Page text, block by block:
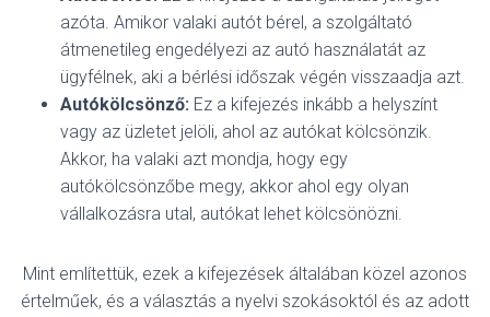
azóta. Amikor valaki autót bérel, a szolgáltató
átmenetileg engedélyezi az autó használatát az
ügyfélnek, aki a bérlési időszak végén visszaadja azt.
Autókölcsönző: Ez a kifejezés inkább a helyszínt
vagy az üzletet jelöli, ahol az autókat kölcsönzik.
Akkor, ha valaki azt mondja, hogy egy
autókölcsönzőbe megy, akkor ahol egy olyan
vállalkozásra utal, autókat lehet kölcsönözni.
Mint említettük, ezek a kifejezések általában közel azonos
értelműek, és a választás a nyelvi szokásoktól és az adott